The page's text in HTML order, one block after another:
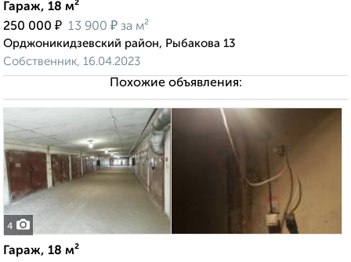
Гараж, 18 м²
250 000 ₽ 13 900 ₽ за м²
Орджоникидзевский район, Рыбакова 13
Собственник, 16.04.2023
Похожие объявления:
4
Гараж, 18 м²